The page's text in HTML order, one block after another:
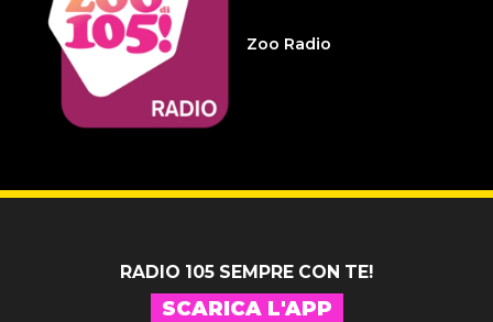
Infameria Telefonica -
Sospensione patente
Zoo Radio
RADIO 105 SEMPRE CON TE!
SCARICA L'APP